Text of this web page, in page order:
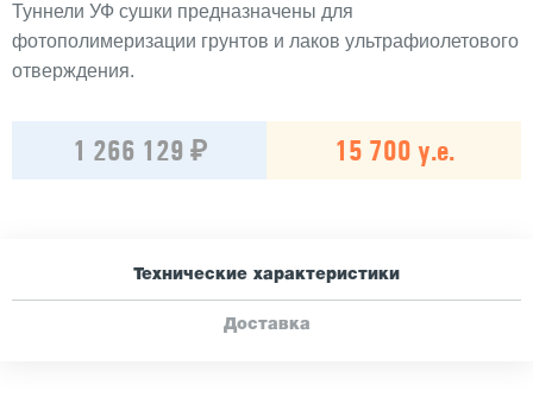
Туннели УФ сушки предназначены для
фотополимеризации грунтов и лаков ультрафиолетового
отверждения.
1 266 129 ₽ 15 700 у.е.
Технические характеристики
Доставка